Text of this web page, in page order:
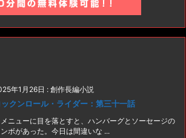
年1月26日 : 創作長編小説
ックンロール・ライダー：第三十一話
ニューに目を落とすと、ハンバーグとソーセージの
ンボがあった。今日は間違いな ...